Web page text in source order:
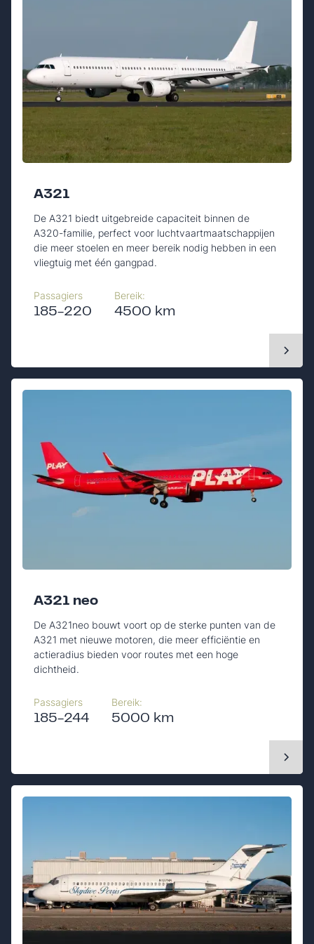
A321
De A321 biedt uitgebreide capaciteit binnen de
A320-familie, perfect voor luchtvaartmaatschappijen
die meer stoelen en meer bereik nodig hebben in een
vliegtuig met één gangpad.
Passagiers
185-220
Bereik:
4500 km
A321 neo
De A321neo bouwt voort op de sterke punten van de
A321 met nieuwe motoren, die meer efficiëntie en
actieradius bieden voor routes met een hoge
dichtheid.
Passagiers
185-244
Bereik:
5000 km